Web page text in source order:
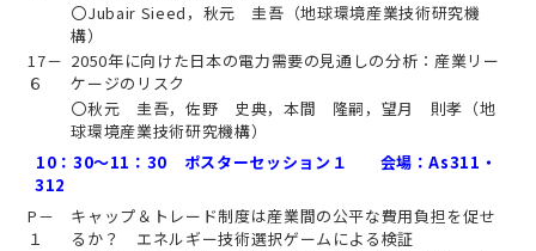
〇Jubair Sieed，秋元 圭吾（地球環境産業技術研究機
構）
17－
６
2050年に向けた日本の電力需要の見通しの分析：産業リー
ケージのリスク
〇秋元 圭吾，佐野 史典，本間 隆嗣，望月 則孝（地
球環境産業技術研究機構）
10：30～11：30 ポスターセッション１ 会場：As311・
312
P－
１
キャップ＆トレード制度は産業間の公平な費用負担を促せ
るか？ エネルギー技術選択ゲームによる検証